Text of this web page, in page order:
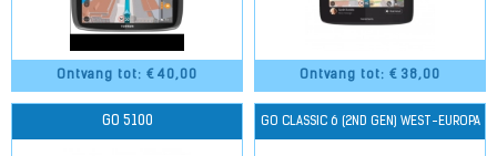
Ontvang tot: € 40,00 Ontvang tot: € 38,00
GO 5100 GO CLASSIC 6 (2ND GEN) WEST-EUROPA